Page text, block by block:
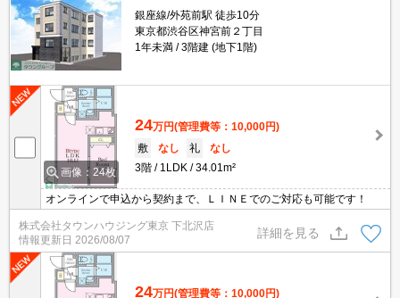
銀座線/外苑前駅 徒歩10分
東京都渋谷区神宮前２丁目
1年未満
3階建 (地下1階)
画像：24枚
24万円(管理費等：10,000円)
敷
なし 礼
なし
3階
1LDK 34.01m²
オンラインで申込から契約まで、ＬＩＮＥでのご対応も可能です！
株式会社タウンハウジング東京 下北沢店
情報更新日 2026/08/07
詳細を見る
24万円(管理費等：10,000円)